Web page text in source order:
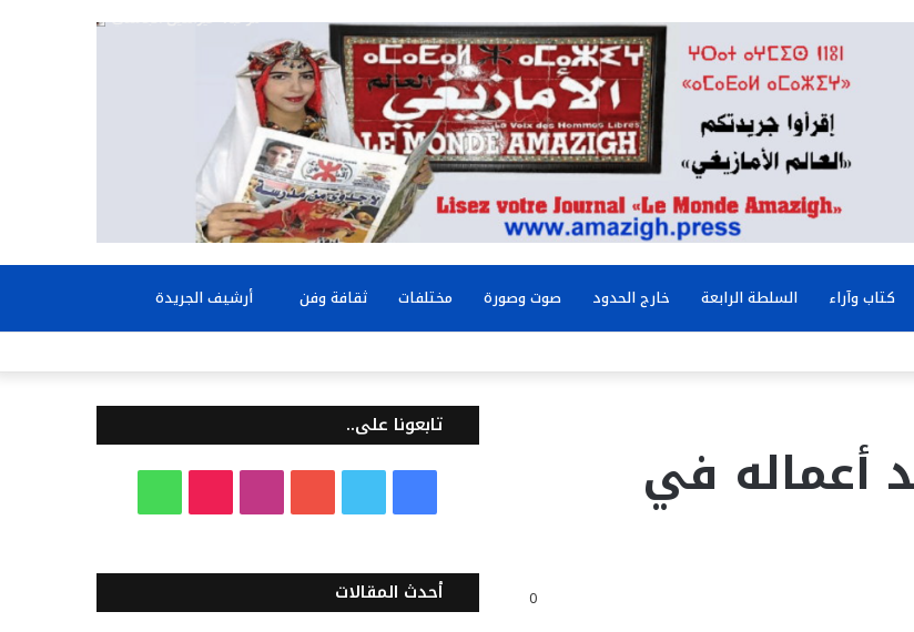
كتاب وآراء السلطة الرابعة خارج الحدود صوت وصورة مختلفات ثقافة وفن أرشيف الجريدة
عن
أعماله في
0
تابعونا على..
س
ي
ت
س
k
ت
أحدث المقالات